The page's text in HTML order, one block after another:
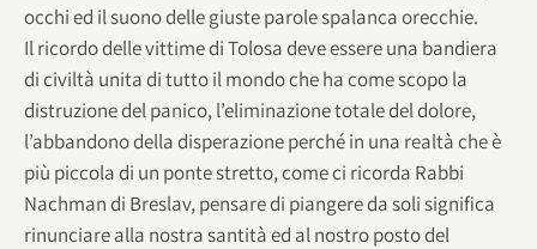
occhi ed il suono delle giuste parole spalanca orecchie.
Il ricordo delle vittime di Tolosa deve essere una bandiera
di civiltà unita di tutto il mondo che ha come scopo la
distruzione del panico, l’eliminazione totale del dolore,
l’abbandono della disperazione perché in una realtà che è
più piccola di un ponte stretto, come ci ricorda Rabbi
Nachman di Breslav, pensare di piangere da soli significa
rinunciare alla nostra santità ed al nostro posto del